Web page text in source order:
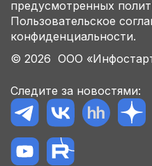
предусмотренных
Пользовательское
конфиденциальности.
© 2026 ООО
Следите за новостями: